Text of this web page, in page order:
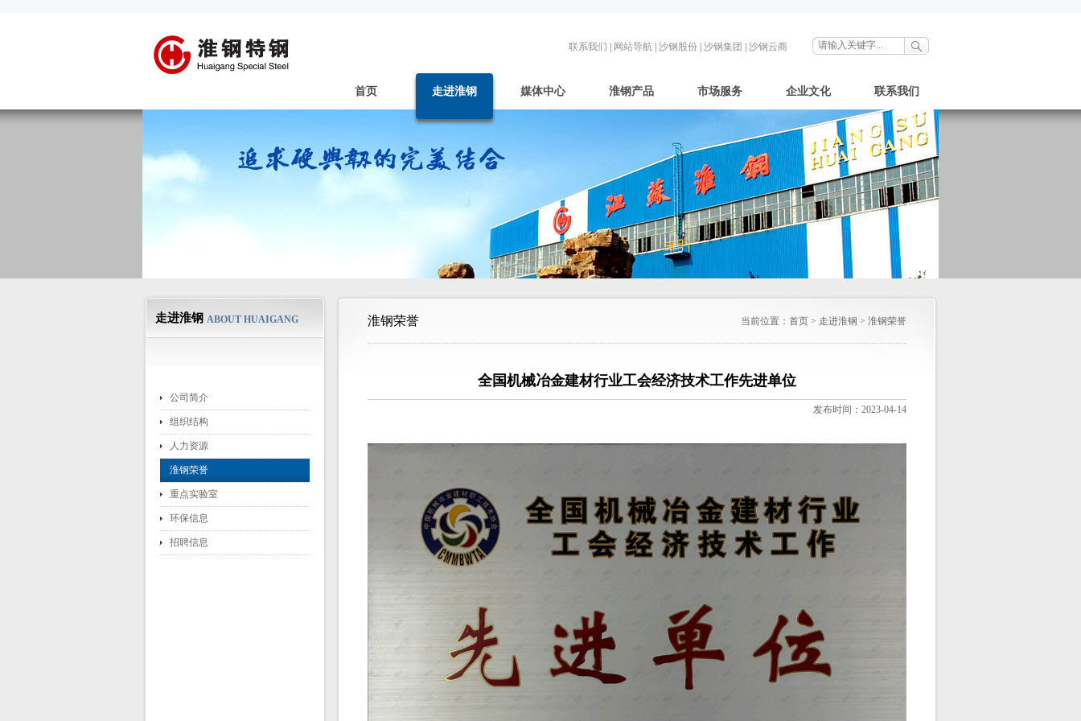
联系我们 网站导航 沙钢股份 沙钢集团 沙钢云商
首页 走进淮钢 媒体中心 淮钢产品 市场服务 企业文化 联系我们
走进淮钢 ABOUT HUAIGANG
公司简介
组织结构
人力资源
淮钢荣誉
重点实验室
环保信息
招聘信息
当前位置： 首页 > 走进淮钢 > 淮钢荣誉
淮钢荣誉
全国机械冶金建材行业工会经济技术工作先进单位
发布时间：2023-04-14